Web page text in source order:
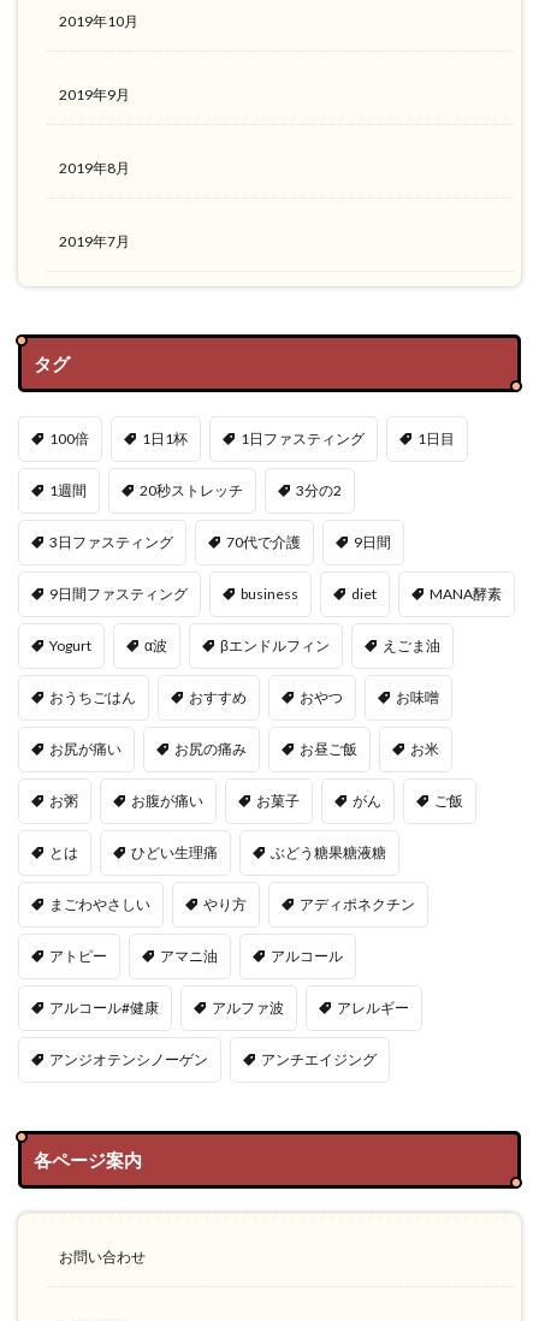
2019年10月
2019年9月
2019年8月
2019年7月
タグ
100倍 1日1杯 1日ファスティング 1日目
1週間 20秒ストレッチ 3分の2
3日ファスティング 70代で介護 9日間
9日間ファスティング business diet MANA酵素
Yogurt α波 βエンドルフィン えごま油
おうちごはん おすすめ おやつ お味噌
お尻が痛い お尻の痛み お昼ご飯 お米
お粥 お腹が痛い お菓子 がん ご飯
とは ひどい生理痛 ぶどう糖果糖液糖
まごわやさしい やり方 アディポネクチン
アトピー アマニ油 アルコール
アルコール#健康 アルファ波 アレルギー
アンジオテンシノーゲン アンチエイジング
各ページ案内
お問い合わせ